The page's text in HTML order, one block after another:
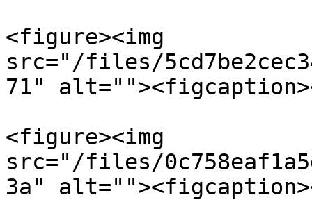
<figure><img
src="/files/
71"
<figure><img
src="/files/
3a"